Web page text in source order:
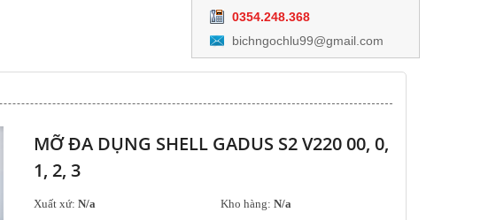
0354.248.368
bichngochlu99@gmail.com
MỠ ĐA DỤNG SHELL GADUS S2 V220 00, 0,
1, 2, 3
Xuất xứ: N/a Kho hàng: N/a